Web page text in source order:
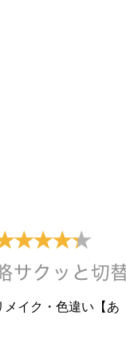
メイク・色違い【あ